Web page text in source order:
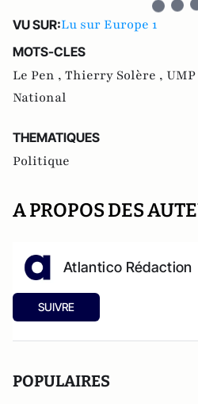
VU SUR:Lu sur Europe 1
MOTS-CLES
Le Pen , Thierry Solère , UMP
National
THEMATIQUES
Politique
A PROPOS DES
Atlantico Rédaction
SUIVRE
POPULAIRES